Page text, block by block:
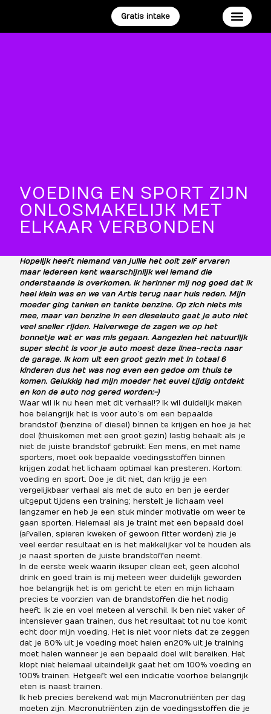
Gratis intake
VOEDING EN SPORT ZIJN
ONLOSMAKELIJK MET
ELKAAR VERBONDEN
Hopelijk heeft niemand van jullie het ooit zelf ervaren
maar iedereen kent waarschijnlijk wel iemand die
onderstaande is overkomen. Ik herinner mij nog goed dat ik
heel klein was en we van Artis terug naar huis reden. Mijn
moeder ging tanken en tankte benzine. Op zich niets mis
mee, maar van benzine in een dieselauto gaat je auto niet
veel sneller rijden. Halverwege de zagen we op het
bonnetje wat er was mis gegaan. Aangezien het natuurlijk
super slecht is voor je auto moest deze linea-recta naar
de garage. Ik kom uit een groot gezin met in totaal 6
kinderen dus het was nog even een gedoe om thuis te
komen. Gelukkig had mijn moeder het euvel tijdig ontdekt
en kon de auto nog gered worden:-)
Waar wil ik nu heen met dit verhaal!? Ik wil duidelijk maken
hoe belangrijk het is voor auto’s om een bepaalde
brandstof (benzine of diesel) binnen te krijgen en hoe je het
doel (thuiskomen met een groot gezin) lastig behaalt als je
niet de juiste brandstof gebruikt. Een mens, en met name
sporters, moet ook bepaalde voedingsstoffen binnen
krijgen zodat het lichaam optimaal kan presteren. Kortom:
voeding en sport. Doe je dit niet, dan krijg je een
vergelijkbaar verhaal als met de auto en ben je eerder
uitgeput tijdens een training; herstelt je lichaam veel
langzamer en heb je een stuk minder motivatie om weer te
gaan sporten. Helemaal als je traint met een bepaald doel
(afvallen, spieren kweken of gewoon fitter worden) zie je
veel eerder resultaat en is het makkelijker vol te houden als
je naast sporten de juiste brandstoffen neemt.
In de eerste week waarin ik super clean eet, geen alcohol
drink en goed train is mij meteen weer duidelijk geworden
hoe belangrijk het is om gericht te eten en mijn lichaam
precies te voorzien van de brandstoffen die het nodig
heeft. Ik zie en voel meteen al verschil. Ik ben niet vaker of
intensiever gaan trainen, dus het resultaat tot nu toe komt
echt door mijn voeding. Het is niet voor niets dat ze zeggen
dat je 80% uit je voeding moet halen en 20% uit je training
moet halen wanneer je een bepaald doel wilt bereiken. Het
klopt niet helemaal uiteindelijk gaat het om 100% voeding en
100% trainen. Het geeft wel een indicatie voor hoe belangrijk
eten is naast trainen.
Ik heb precies berekend wat mijn Macronutriënten per dag
moeten zijn. Macronutriënten zijn de voedingsstoffen die je